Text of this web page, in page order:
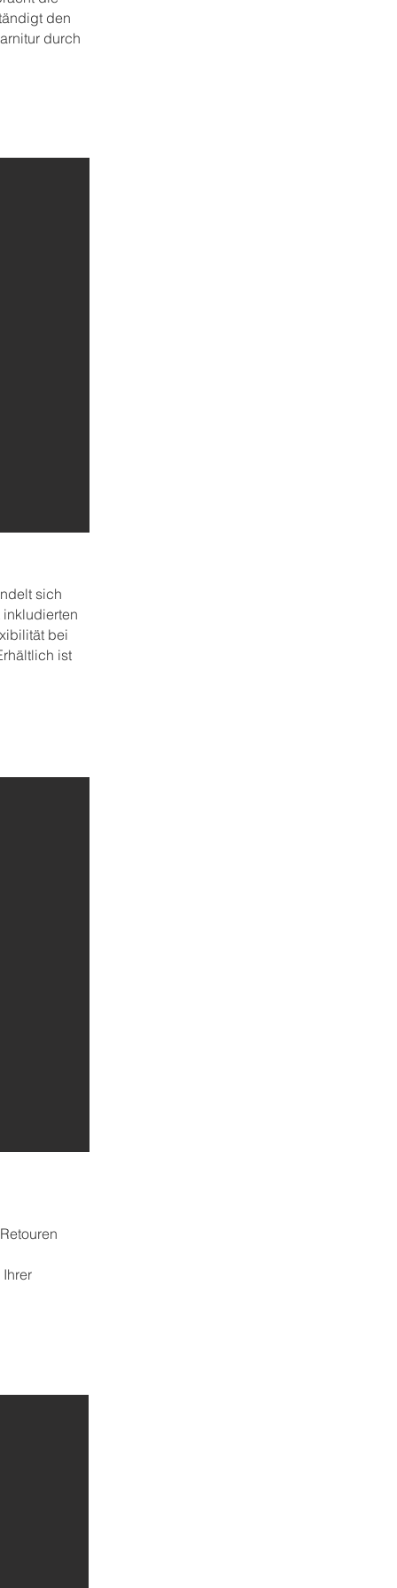
den
durch
sich
inkludierten
bei
ist